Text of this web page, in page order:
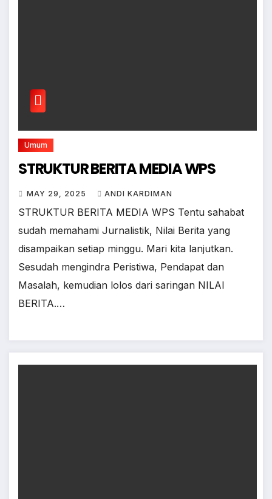
Umum
STRUKTUR BERITA MEDIA WPS
MAY 29, 2025 ANDI KARDIMAN
STRUKTUR BERITA MEDIA WPS Tentu sahabat
sudah memahami Jurnalistik, Nilai Berita yang
disampaikan setiap minggu. Mari kita lanjutkan.
Sesudah mengindra Peristiwa, Pendapat dan
Masalah, kemudian lolos dari saringan NILAI
BERITA.…